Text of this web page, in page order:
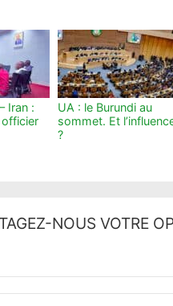
Iran :
UA : le Burundi au
sommet. Et
?
NOUS VOTRE